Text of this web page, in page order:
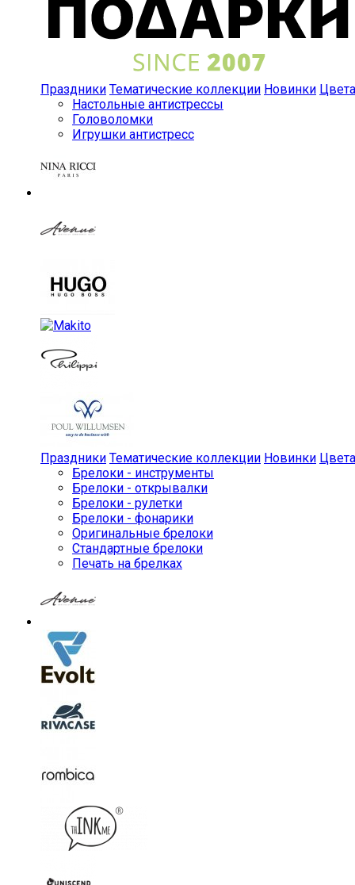
Праздники Тематические коллекции Новинки Цвета
Настольные антистрессы
Головоломки
Игрушки антистресс
Праздники Тематические коллекции Новинки Цвета
Брелоки - инструменты
Брелоки - открывалки
Брелоки - рулетки
Брелоки - фонарики
Оригинальные брелоки
Стандартные брелоки
Печать на брелках